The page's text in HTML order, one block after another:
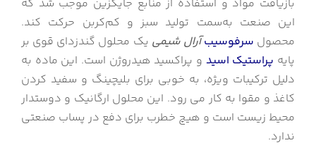
بازیافت مواد و استفاده از منابع جایگزین موجب شد که
این صنعت به‌سمت تولید سبز و کم‌کربن حرکت کند.
محصول سرفوسیبآرال شیمی یک محلول گندزدای قوی بر
پایه پراستیک اسید و پراکسید هیدروژن است. این ماده به
دلیل ترکیبات ویژه، به خوبی برای بلیچینگ و سفید کردن
کاغذ و مقوا به کار می رود. این محلول ارگانیک و دوستدار
محیط زیست است و هیچ خطرب برای دفع در پساب صنعتی
ندارد.